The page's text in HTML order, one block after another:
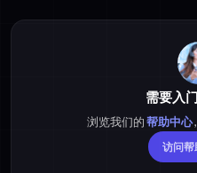
需要入
浏览我们的帮助中心,
访问帮